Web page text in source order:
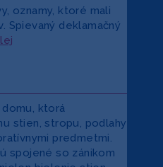
oznamy, ktoré mali
Spievaný deklamačný
ktorá
stien, stropu, podlahy
predmetmi.
spojené so zánikom